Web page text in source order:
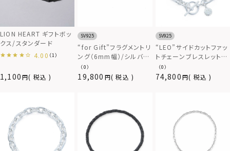
LION HEART ギフトボッ
クス/スタンダード
4.00 （1）
1,100 税込
SV925
“for Gift”フラグメントリ
ング（6mm幅）/シルバー
925
（0）
19,800 税込
SV925
“LEO”サイドカットファッ
トチェーンブレスレット
（マンテル/いぶし無し）/
シルバー925
（0）
74,800 税込